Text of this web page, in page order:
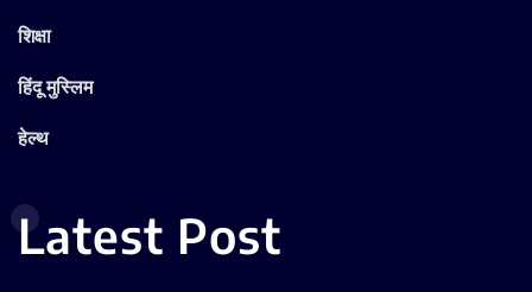
शिक्षा
हिंदू मुस्लिम
हेल्थ
Latest Post